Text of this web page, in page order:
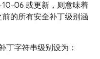
06 或更新，则意味着
的所有安全补丁级别涵
丁字符串级别设为：